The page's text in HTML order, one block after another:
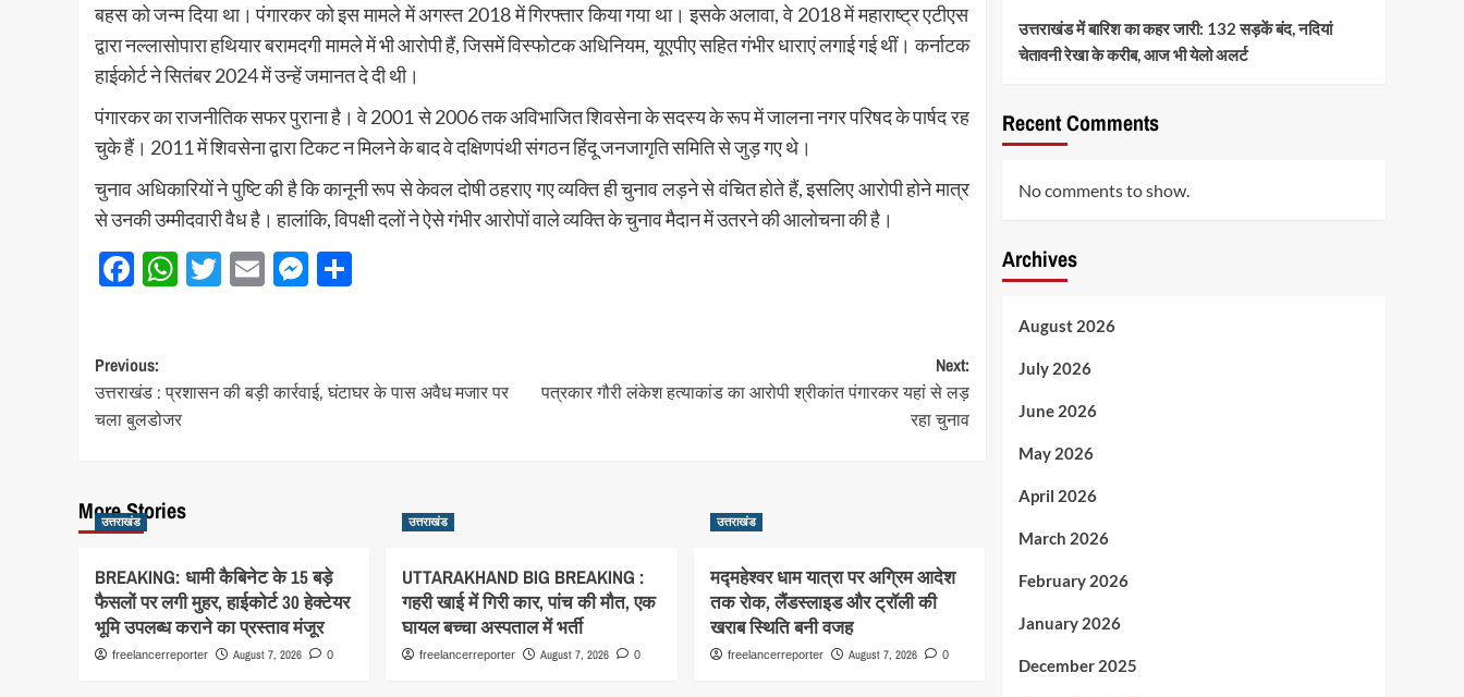
बहस को जन्म दिया था। पंगारकर को इस मामले में अगस्त 2018 में गिरफ्तार किया गया था। इसके अलावा, वे 2018 में महाराष्ट्र एटीएस
द्वारा नल्लासोपारा हथियार बरामदगी मामले में भी आरोपी हैं, जिसमें विस्फोटक अधिनियम, यूएपीए सहित गंभीर धाराएं लगाई गई थीं। कर्नाटक
हाईकोर्ट ने सितंबर 2024 में उन्हें जमानत दे दी थी।
पंगारकर का राजनीतिक सफर पुराना है। वे 2001 से 2006 तक अविभाजित शिवसेना के सदस्य के रूप में जालना नगर परिषद के पार्षद रह
चुके हैं। 2011 में शिवसेना द्वारा टिकट न मिलने के बाद वे दक्षिणपंथी संगठन हिंदू जनजागृति समिति से जुड़ गए थे।
चुनाव अधिकारियों ने पुष्टि की है कि कानूनी रूप से केवल दोषी ठहराए गए व्यक्ति ही चुनाव लड़ने से वंचित होते हैं, इसलिए आरोपी होने मात्र
से उनकी उम्मीदवारी वैध है। हालांकि, विपक्षी दलों ने ऐसे गंभीर आरोपों वाले व्यक्ति के चुनाव मैदान में उतरने की आलोचना की है।
Facebook
WhatsApp
Twitter
EmailMessenger
Post
navigation
Previous:
उत्तराखंड : प्रशासन की बड़ी कार्रवाई, घंटाघर के पास अवैध मजार पर
चला बुलडोजर
Next:
पत्रकार गौरी लंकेश हत्याकांड का आरोपी श्रीकांत पंगारकर यहां से लड़
रहा चुनाव
More Stories
उत्तराखंड
BREAKING: धामी कैबिनेट के 15 बड़े
फैसलों पर लगी मुहर, हाईकोर्ट 30 हेक्टेयर
भूमि उपलब्ध कराने का प्रस्ताव मंजूर
freelancerreporter August 7, 2026 0
उत्तराखंड
UTTARAKHAND BIG BREAKING :
गहरी खाई में गिरी कार, पांच की मौत, एक
घायल बच्चा अस्पताल में भर्ती
freelancerreporter August 7, 2026 0
उत्तराखंड
मद्महेश्वर धाम यात्रा पर अग्रिम आदेश
तक रोक, लैंडस्लाइड और ट्रॉली की
खराब स्थिति बनी वजह
freelancerreporter August 7, 2026 0
उत्तराखंड में बारिश का कहर जारी: 132 सड़कें बंद, नदियां
चेतावनी रेखा के करीब, आज भी येलो अलर्ट
Recent Comments
No comments to show.
Archives
August 2026
July 2026
June 2026
May 2026
April 2026
March 2026
February 2026
January 2026
December 2025